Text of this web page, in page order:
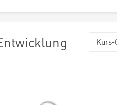
Kurs-